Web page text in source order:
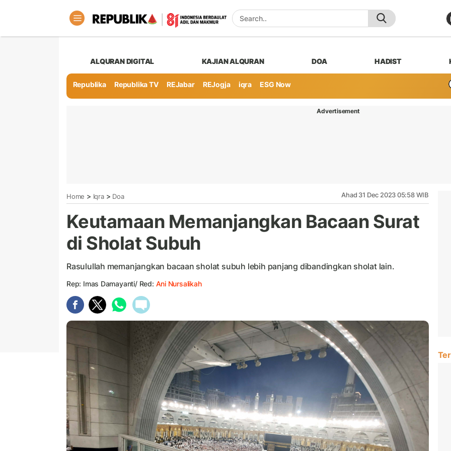
ALQURAN DIGITAL KAJIAN ALQURAN DOA HADIST
Republika Republika TV REJabar REJogja iqra ESG Now
Advertisement
Home > Iqra> Doa Ahad 31 Dec 2023 05:58 WIB
Keutamaan Memanjangkan Bacaan Surat
di Sholat Subuh
Rasulullah memanjangkan bacaan sholat subuh lebih panjang dibandingkan sholat lain.
Rep: Imas Damayanti/ Red: Ani Nursalikah